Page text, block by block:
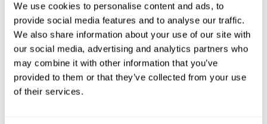
We use cookies to personalise content and ads, to
provide social media features and to analyse our traffic.
We also share information about your use of our site with
our social media, advertising and analytics partners who
may combine it with other information that you’ve
provided to them or that they’ve collected from your use
of their services.
Otras capacidades cognitivas
relevantes son:
Para avanzar de nivel en el juego mental
Apunta y resta es necesario atender a los díferentes
estímulos que van apareciendo en pantalla. Debemos